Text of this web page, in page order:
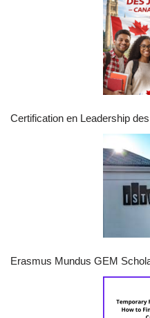
Certification en Leadership
Erasmus Mundus GEM